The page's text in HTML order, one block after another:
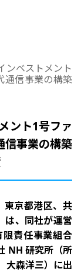
ンベストメント
通信事業の構築
ント1号ファ
信事業の構築
東京都港区、共
、同社が運営
責任事業組合
NH 研究所（所
大森洋三）に出